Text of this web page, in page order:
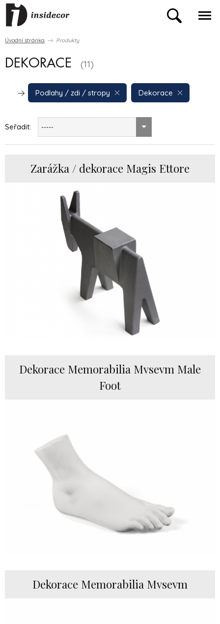
Úvodní stránka Produkty
DEKORACE (11)
Podlahy / zdi / stropy Dekorace
Seřadit: -----
Zarážka / dekorace Magis Ettore
Dekorace Memorabilia Mvsevm Male
Foot
Dekorace Memorabilia Mvsevm